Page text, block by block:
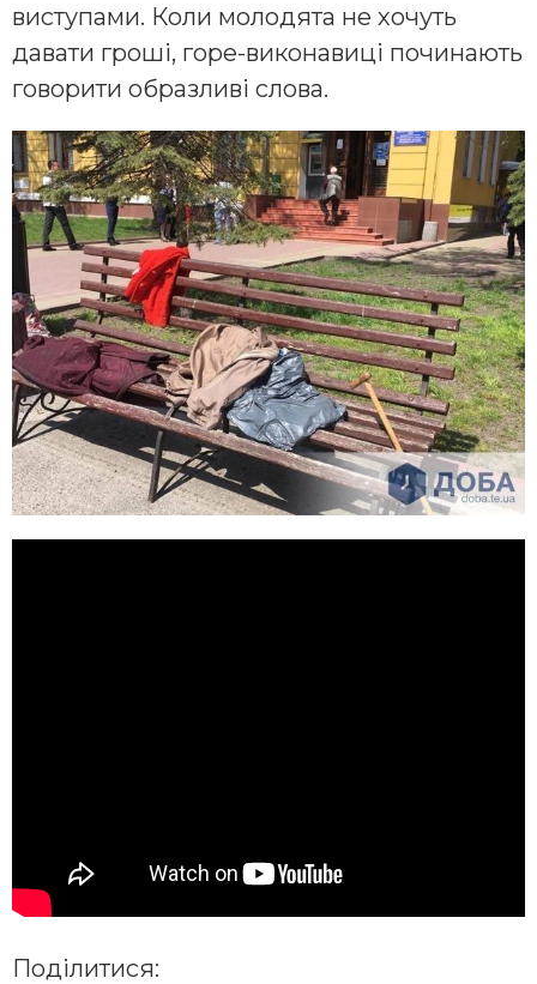
виступами. Коли молодята не хочуть
давати гроші, горе-виконавиці починають
говорити образливі слова.
Поділитися: